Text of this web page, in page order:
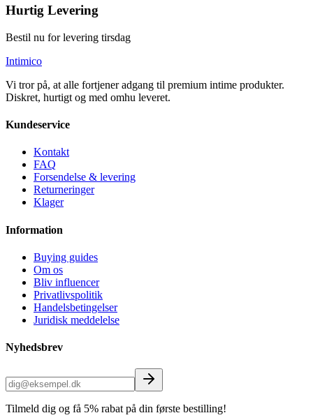
Hurtig Levering
Bestil nu for levering tirsdag
Intimico
Vi tror på, at alle fortjener adgang til premium intime produkter.
Diskret, hurtigt og med omhu leveret.
Kundeservice
Kontakt
FAQ
Forsendelse & levering
Returneringer
Klager
Information
Buying guides
Om os
Bliv influencer
Privatlivspolitik
Handelsbetingelser
Juridisk meddelelse
Nyhedsbrev
Tilmeld dig og få 5% rabat på din første bestilling!